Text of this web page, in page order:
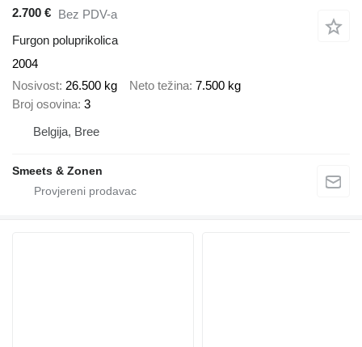
2.700 € Bez PDV-a
Furgon poluprikolica
2004
Nosivost 26.500 kg Neto težina 7.500 kg
Broj osovina 3
Belgija, Bree
Smeets & Zonen